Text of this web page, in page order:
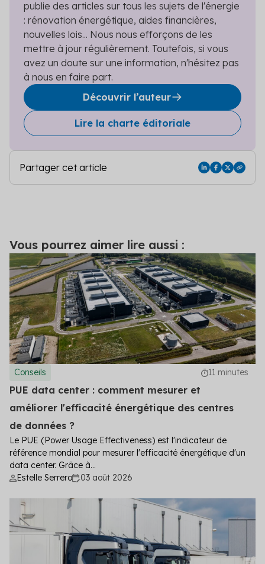
publie des articles sur tous les sujets de l'énergie
: rénovation énergétique, aides financières,
nouvelles lois... Nous nous efforçons de les
mettre à jour régulièrement. Toutefois, si vous
avez un doute sur une information, n'hésitez pas
à nous en faire part.
Découvrir l’auteur
Lire la charte éditoriale
Partager cet article
Vous pourrez aimer lire aussi :
Conseils 11 minutes
PUE data center : comment mesurer et
améliorer l'efficacité énergétique des centres
de données ?
Le PUE (Power Usage Effectiveness) est l'indicateur de
référence mondial pour mesurer l'efficacité énergétique d'un
data center. Grâce à...
Estelle Serrero
03 août 2026